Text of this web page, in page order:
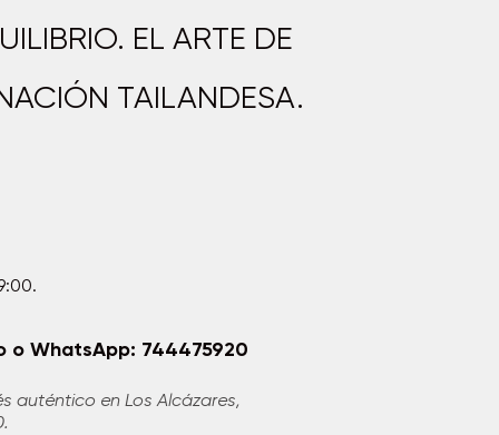
EL ARTE DE
TAILANDESA.
o WhatsApp: 744475920
auténtico en Los Alcázares,